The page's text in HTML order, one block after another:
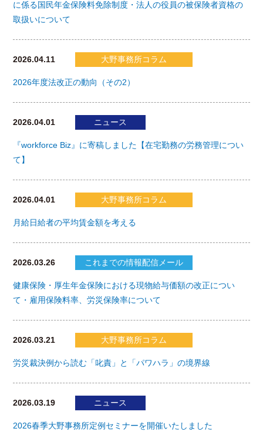
に係る国民年金保険料免除制度・法人の役員の被保険者資格の
取扱いについて
2026.04.11 大野事務所コラム
2026年度法改正の動向（その2）
2026.04.01 ニュース
『workforce Biz』に寄稿しました【在宅勤務の労務管理につい
て】
2026.04.01 大野事務所コラム
月給日給者の平均賃金額を考える
2026.03.26 これまでの情報配信メール
健康保険・厚生年金保険における現物給与価額の改正につい
て・雇用保険料率、労災保険率について
2026.03.21 大野事務所コラム
労災裁決例から読む「叱責」と「パワハラ」の境界線
2026.03.19 ニュース
2026春季大野事務所定例セミナーを開催いたしました